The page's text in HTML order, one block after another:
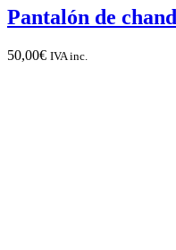
Pantalón de
50,00€ IVA inc.